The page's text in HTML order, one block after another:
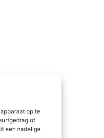
op te
of
een nadelige